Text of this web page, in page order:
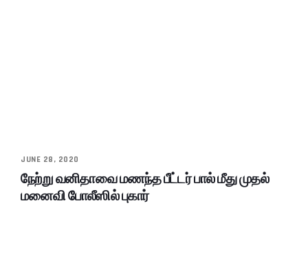
JUNE 28, 2020
நேற்று வனிதாவை மணந்த பீட்டர் பால் மீது முதல்
மனைவி போலீஸில் புகார்